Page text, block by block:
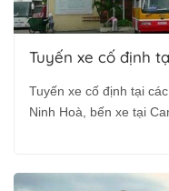
Tuyến xe cố định
Tuyến xe cố định tại
Ninh Hoà, bến xe tại